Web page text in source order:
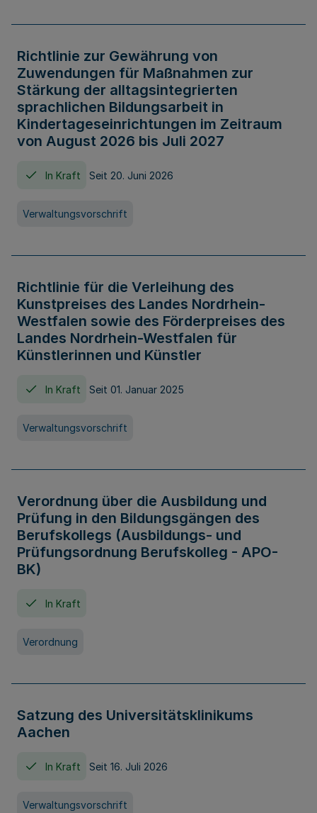
Richtlinie zur Gewährung von
Zuwendungen für Maßnahmen zur
Stärkung der alltagsintegrierten
sprachlichen Bildungsarbeit in
Kindertageseinrichtungen im Zeitraum
von August 2026 bis Juli 2027
In Kraft Seit 20. Juni 2026
Verwaltungsvorschrift
Richtlinie für die Verleihung des
Kunstpreises des Landes Nordrhein-
Westfalen sowie des Förderpreises des
Landes Nordrhein-Westfalen für
Künstlerinnen und Künstler
In Kraft Seit 01. Januar 2025
Verwaltungsvorschrift
Verordnung über die Ausbildung und
Prüfung in den Bildungsgängen des
Berufskollegs (Ausbildungs- und
Prüfungsordnung Berufskolleg - APO-
BK)
In Kraft
Verordnung
Satzung des Universitätsklinikums
Aachen
In Kraft Seit 16. Juli 2026
Verwaltungsvorschrift